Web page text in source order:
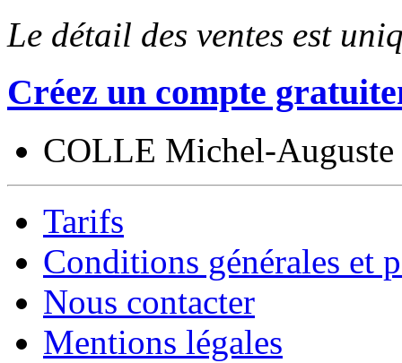
Le détail des ventes est
Créez un compte
COLLE Michel-Auguste
Tarifs
Conditions générales et
Nous contacter
Mentions légales